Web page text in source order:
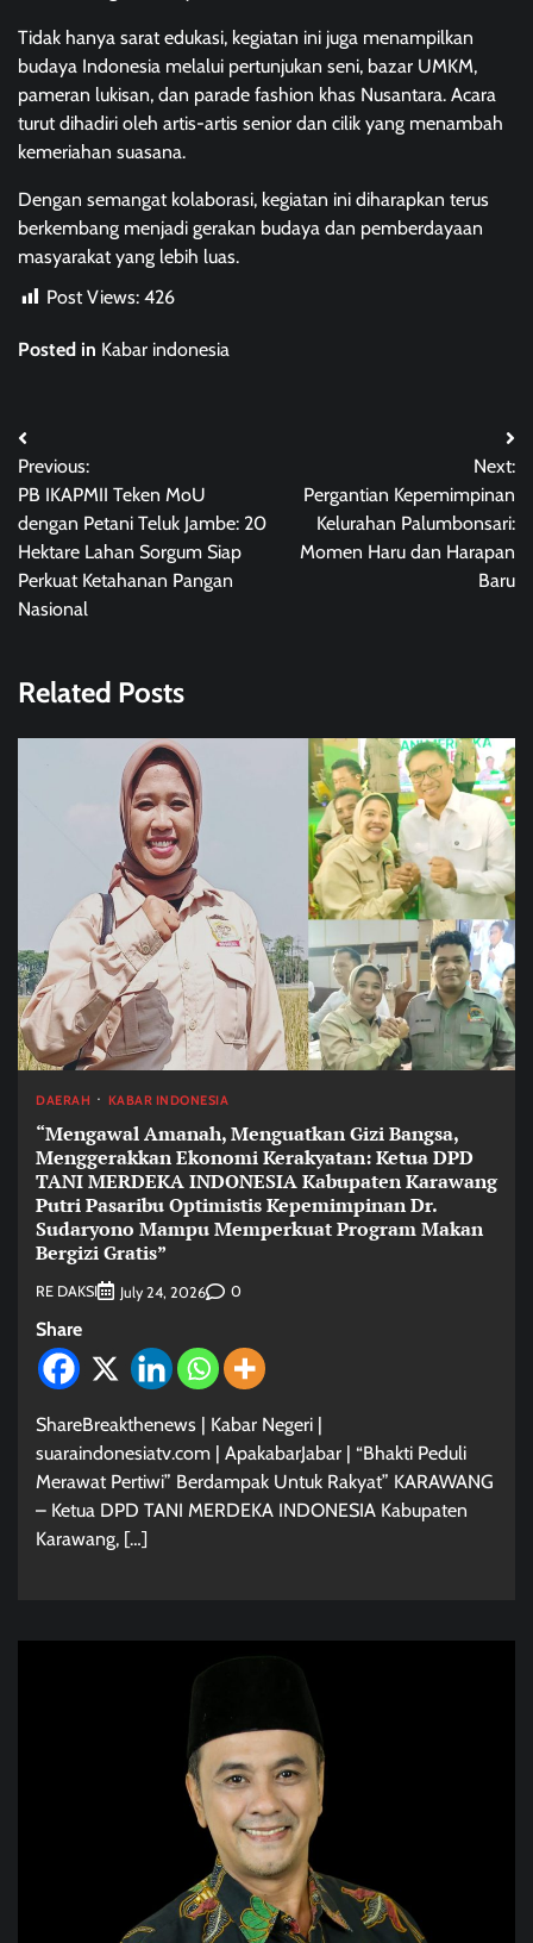
Tidak hanya sarat edukasi, kegiatan ini juga menampilkan
budaya Indonesia melalui pertunjukan seni, bazar UMKM,
pameran lukisan, dan parade fashion khas Nusantara. Acara
turut dihadiri oleh artis-artis senior dan cilik yang menambah
kemeriahan suasana.
Dengan semangat kolaborasi, kegiatan ini diharapkan terus
berkembang menjadi gerakan budaya dan pemberdayaan
masyarakat yang lebih luas.
Post Views: 426
Posted in Kabar indonesia
Post
navigation
Previous:
PB IKAPMII Teken MoU
dengan Petani Teluk Jambe: 20
Hektare Lahan Sorgum Siap
Perkuat Ketahanan Pangan
Nasional
Next:
Pergantian Kepemimpinan
Kelurahan Palumbonsari:
Momen Haru dan Harapan
Baru
Related Posts
DAERAH KABAR INDONESIA
“Mengawal Amanah, Menguatkan Gizi Bangsa,
Menggerakkan Ekonomi Kerakyatan: Ketua DPD
TANI MERDEKA INDONESIA Kabupaten Karawang
Putri Pasaribu Optimistis Kepemimpinan Dr.
Sudaryono Mampu Memperkuat Program Makan
Bergizi Gratis”
RE DAKSI July 24, 2026 0
Share
ShareBreakthenews | Kabar Negeri |
suaraindonesiatv.com | ApakabarJabar | “Bhakti Peduli
Merawat Pertiwi” Berdampak Untuk Rakyat” KARAWANG
– Ketua DPD TANI MERDEKA INDONESIA Kabupaten
Karawang, […]